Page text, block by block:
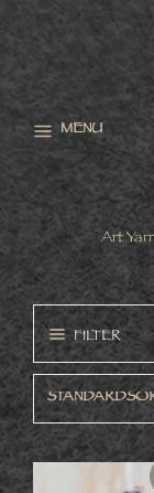
MENU
Art
FILTER